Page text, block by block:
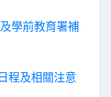
學前教育署補
程及相關注意